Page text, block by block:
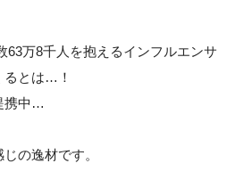
63万8千人を抱えるインフルエンサ
るとは…！
携中…
の逸材です。